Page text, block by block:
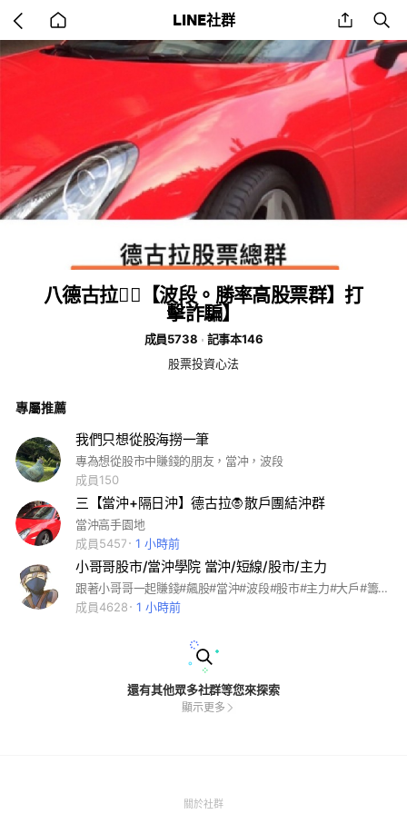
back
to
home
LINE社群 share
八德古拉🧛‍♂️【波段。勝率高股票群】打
擊詐騙】
成員5738
記事本146
股票投資心法
專屬推薦
我們只想從股海撈一筆
專為想從股市中賺錢的朋友，當冲，波段
成員150
三【當沖+隔日沖】德古拉🧛散戶團結沖群
當沖高手園地
成員5457
1 小時前
小哥哥股市/當沖學院 當沖/短線/股市/主力
跟著小哥哥一起賺錢#飆股#當沖#波段#股市#主力#大戶#籌碼#散戶#短線#存股#賺錢
成員4628
1 小時前
還有其他眾多社群等您來探索
顯示更多
關於社群(Open